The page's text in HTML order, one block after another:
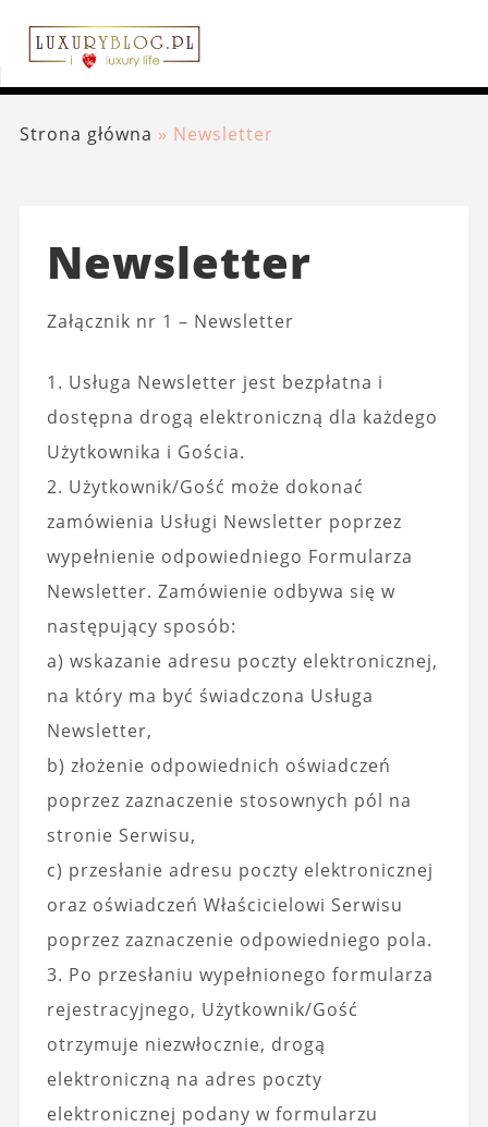
Strona główna » Newsletter
Newsletter
Załącznik nr 1 – Newsletter
1. Usługa Newsletter jest bezpłatna i
dostępna drogą elektroniczną dla każdego
Użytkownika i Gościa.
2. Użytkownik/Gość może dokonać
zamówienia Usługi Newsletter poprzez
wypełnienie odpowiedniego Formularza
Newsletter. Zamówienie odbywa się w
następujący sposób:
a) wskazanie adresu poczty elektronicznej,
na który ma być świadczona Usługa
Newsletter,
b) złożenie odpowiednich oświadczeń
poprzez zaznaczenie stosownych pól na
stronie Serwisu,
c) przesłanie adresu poczty elektronicznej
oraz oświadczeń Właścicielowi Serwisu
poprzez zaznaczenie odpowiedniego pola.
3. Po przesłaniu wypełnionego formularza
rejestracyjnego, Użytkownik/Gość
otrzymuje niezwłocznie, drogą
elektroniczną na adres poczty
elektronicznej podany w formularzu